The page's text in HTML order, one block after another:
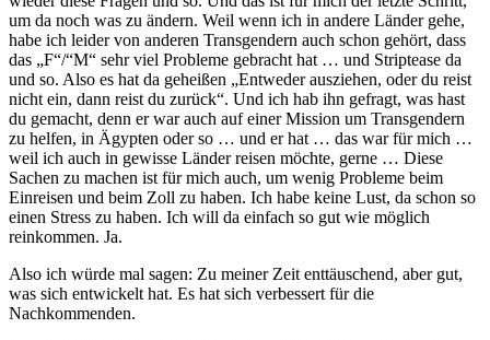
um da noch was zu ändern. Weil wenn ich in andere Länder gehe,
habe ich leider von anderen Transgendern auch schon gehört, dass
das „F“/“M“ sehr viel Probleme gebracht hat … und Striptease da
und so. Also es hat da geheißen „Entweder ausziehen, oder du reist
nicht ein, dann reist du zurück“. Und ich hab ihn gefragt, was hast
du gemacht, denn er war auch auf einer Mission um Transgendern
zu helfen, in Ägypten oder so … und er hat … das war für mich …
weil ich auch in gewisse Länder reisen möchte, gerne … Diese
Sachen zu machen ist für mich auch, um wenig Probleme beim
Einreisen und beim Zoll zu haben. Ich habe keine Lust, da schon so
einen Stress zu haben. Ich will da einfach so gut wie möglich
reinkommen. Ja.
Also ich würde mal sagen: Zu meiner Zeit enttäuschend, aber gut,
was sich entwickelt hat. Es hat sich verbessert für die
Nachkommenden.